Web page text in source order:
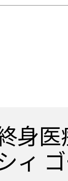
身医
ィ